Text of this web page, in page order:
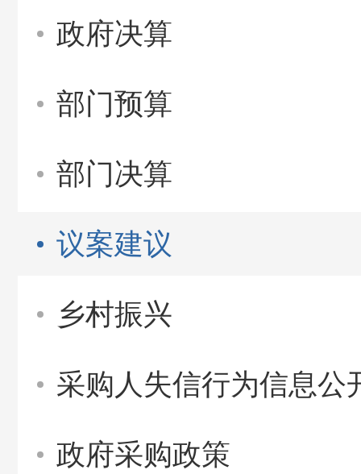
政府决算
部门预算
部门决算
议案建议
乡村振兴
采购人失信行为信息公
政府采购政策